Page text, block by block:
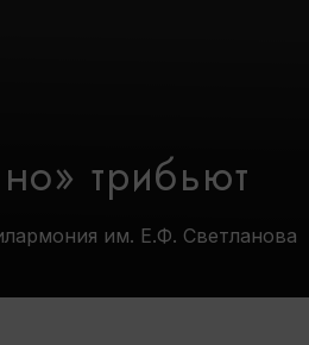
трибьют
им. Е.Ф. Светланова